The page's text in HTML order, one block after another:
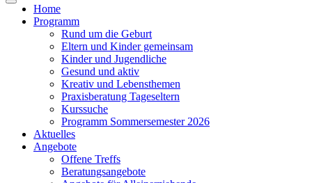
Toggle
navigation
Home
Programm
Rund um die Geburt
Eltern und Kinder gemeinsam
Kinder und Jugendliche
Gesund und aktiv
Kreativ und Lebensthemen
Praxisberatung Tageseltern
Kurssuche
Programm Sommersemester 2026
Aktuelles
Angebote
Offene Treffs
Beratungsangebote